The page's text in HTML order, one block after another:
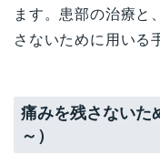
ます。患部の治療と
さないために用いる
痛みを残さないた
～）